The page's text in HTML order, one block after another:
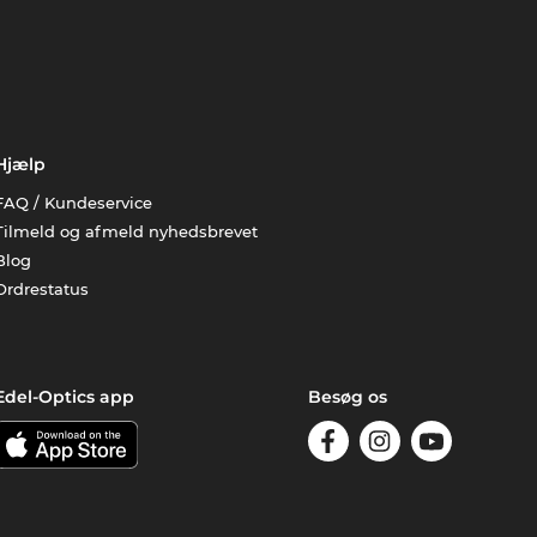
/ Kundeservice
og afmeld nyhedsbrevet
Optics app Besøg os